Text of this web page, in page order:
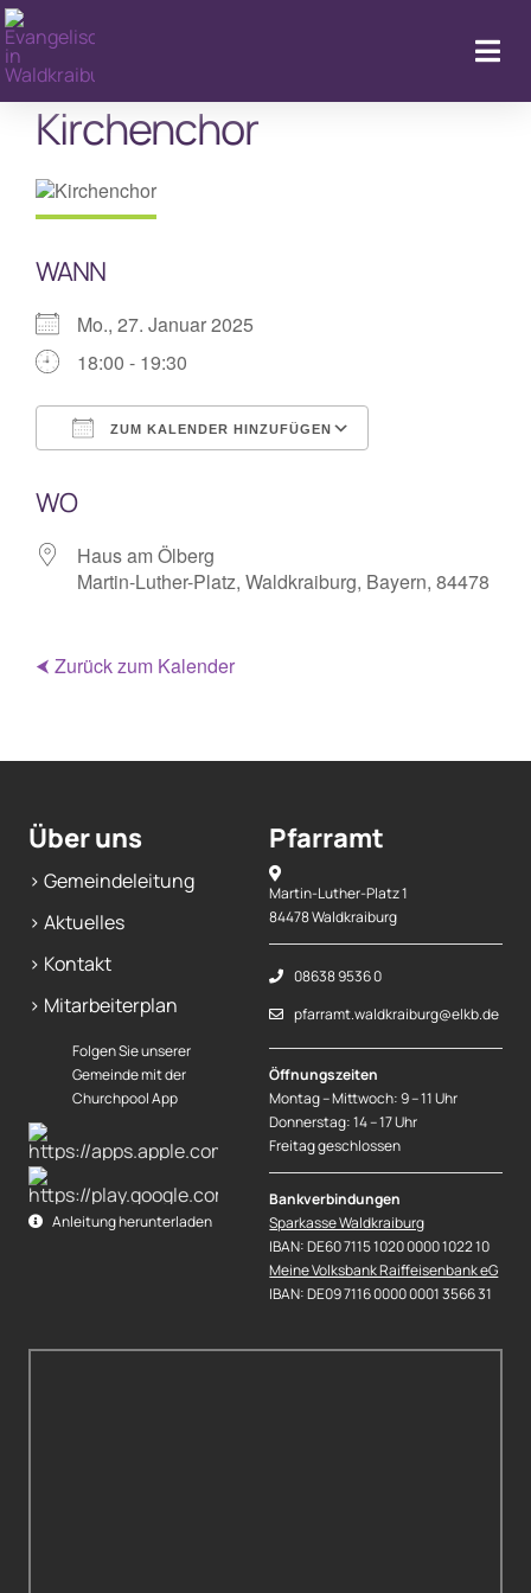
Zum
Inhalt
springen
Kirchenchor
WANN
Mo., 27. Januar 2025
18:00 - 19:30
ZUM KALENDER HINZUFÜGEN
WO
Haus am Ölberg
Martin-Luther-Platz, Waldkraiburg, Bayern, 84478
⮜ Zurück zum Kalender
Über uns
> Gemeindeleitung
> Aktuelles
> Kontakt
> Mitarbeiterplan
Folgen Sie unserer
Gemeinde mit der
Churchpool App
Anleitung herunterladen
Pfarramt
Martin-Luther-Platz 1
84478 Waldkraiburg
08638 9536 0
pfarramt.waldkraiburg@elkb.de
Öffnungszeiten
Montag – Mittwoch: 9 – 11 Uhr
Donnerstag: 14 – 17 Uhr
Freitag geschlossen
Bankverbindungen
Sparkasse Waldkraiburg
IBAN: DE60 7115 1020 0000 1022 10
Meine Volksbank Raiffeisenbank eG
IBAN: DE09 7116 0000 0001 3566 31